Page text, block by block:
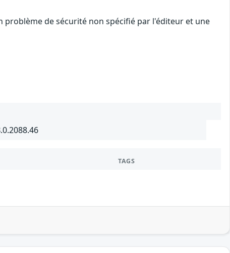
de sécurité non spécifié par l'éditeur et une
TAGS